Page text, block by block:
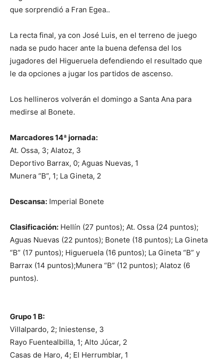
que sorprendió a Fran Egea..
La recta final, ya con José Luis, en el terreno de juego
nada se pudo hacer ante la buena defensa del los
jugadores del Higueruela defendiendo el resultado que
le da opciones a jugar los partidos de ascenso.
Los hellineros volverán el domingo a Santa Ana para
medirse al Bonete.
Marcadores 14ª jornada:
At. Ossa, 3; Alatoz, 3
Deportivo Barrax, 0; Aguas Nuevas, 1
Munera “B”, 1; La Gineta, 2
Descansa: Imperial Bonete
Clasificación: Hellín (27 puntos); At. Ossa (24 puntos);
Aguas Nuevas (22 puntos); Bonete (18 puntos); La Gineta
“B” (17 puntos); Higueruela (16 puntos); La Gineta “B” y
Barrax (14 puntos);Munera “B” (12 puntos); Alatoz (6
puntos).
Grupo 1 B:
Villalpardo, 2; Iniestense, 3
Rayo Fuentealbilla, 1; Alto Júcar, 2
Casas de Haro, 4; El Herrumblar, 1